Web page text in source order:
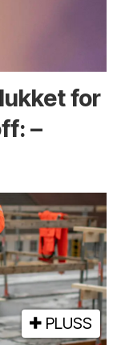
for
–
PLUSS